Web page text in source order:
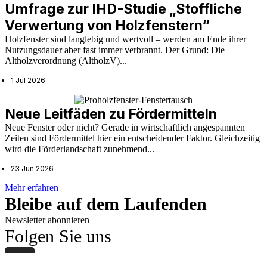
Umfrage zur IHD-Studie „Stoffliche
Verwertung von Holzfenstern“
Holzfenster sind langlebig und wertvoll – werden am Ende ihrer
Nutzungsdauer aber fast immer verbrannt. Der Grund: Die
Altholzverordnung (AltholzV)...
1 Jul 2026
Neue Leitfäden zu Fördermitteln
Neue Fenster oder nicht? Gerade in wirtschaftlich angespannten
Zeiten sind Fördermittel hier ein entscheidender Faktor. Gleichzeitig
wird die Förderlandschaft zunehmend...
23 Jun 2026
Mehr erfahren
Bleibe auf dem Laufenden
Newsletter abonnieren
Folgen Sie uns